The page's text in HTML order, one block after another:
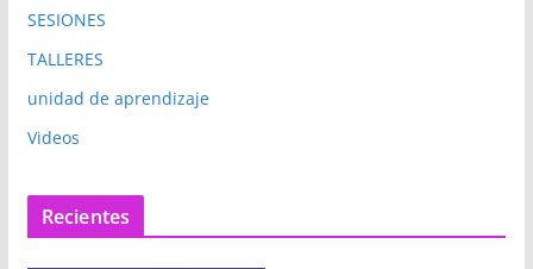
SESIONES
TALLERES
unidad de aprendizaje
Videos
Recientes